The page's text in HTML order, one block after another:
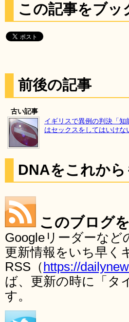
この記事をブッ
前後の記事
古い記事
イギリスで異例の判決「知
はセックスをしてはいけな
DNAをこれか
このブログ
Googleリーダーな
更新情報をいち早く
RSS（ https://
ば、更新の時に「タ
す。